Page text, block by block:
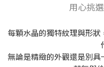
用心挑
每顆水晶的獨特紋理與形
無論是精緻的外觀還是別